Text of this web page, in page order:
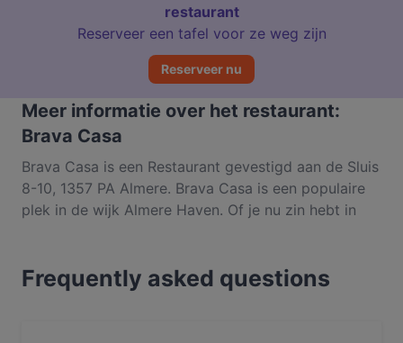
restaurant
Reserveer een tafel voor ze weg zijn
Reserveer nu
Meer informatie over het restaurant:
Brava Casa
Brava Casa is een Restaurant gevestigd aan de Sluis
8-10, 1357 PA Almere. Brava Casa is een populaire
plek in de wijk Almere Haven. Of je nu zin hebt in
Casa en ervaar authentiek Italiaans eten in Almere.
Frequently asked questions